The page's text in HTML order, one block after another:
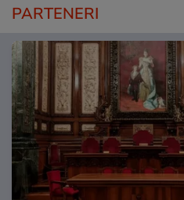
PARTENERI